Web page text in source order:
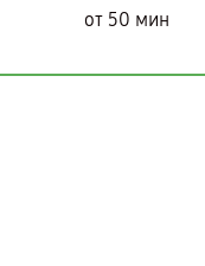
от 50 мин